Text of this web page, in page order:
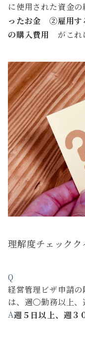
に使用された資金
ったお金 ②雇用す
の購入費用 がこれ
理解度チェックク
Q
経営管理ビザ申請
は、週〇勤務以上、
A週５日以上、週３